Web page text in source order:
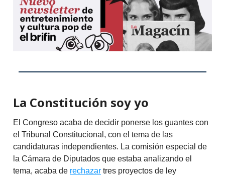
La Constitución soy yo
El Congreso acaba de decidir ponerse los guantes con
el Tribunal Constitucional, con el tema de las
candidaturas independientes. La comisión especial de
la Cámara de Diputados que estaba analizando el
tema, acaba de rechazar tres proyectos de ley